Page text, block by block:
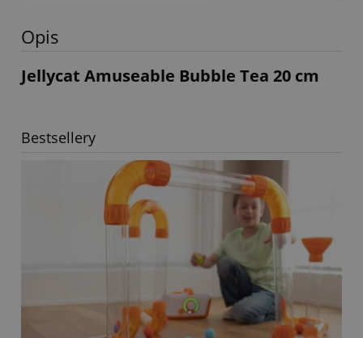
Opis
Jellycat Amuseable Bubble Tea 20 cm
Bestsellery